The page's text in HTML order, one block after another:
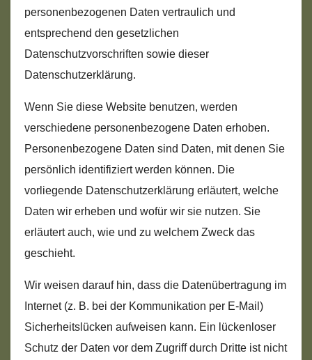
personenbezogenen Daten vertraulich und
entsprechend den gesetzlichen
Datenschutzvorschriften sowie dieser
Datenschutzerklärung.
Wenn Sie diese Website benutzen, werden
verschiedene personenbezogene Daten erhoben.
Personenbezogene Daten sind Daten, mit denen Sie
persönlich identifiziert werden können. Die
vorliegende Datenschutzerklärung erläutert, welche
Daten wir erheben und wofür wir sie nutzen. Sie
erläutert auch, wie und zu welchem Zweck das
geschieht.
Wir weisen darauf hin, dass die Datenübertragung im
Internet (z. B. bei der Kommunikation per E-Mail)
Sicherheitslücken aufweisen kann. Ein lückenloser
Schutz der Daten vor dem Zugriff durch Dritte ist nicht